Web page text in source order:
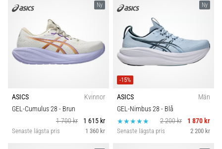
Ny
ASICS
Kvinnor
GEL-Cumulus 28 - Brun
1 700 kr
1 615 kr
Senaste lägsta pris 1 360 kr
Ny
-15%
ASICS
Män
GEL-Nimbus 28 - Blå
2 200 kr
1 870 kr
Senaste lägsta pris 2 200 kr